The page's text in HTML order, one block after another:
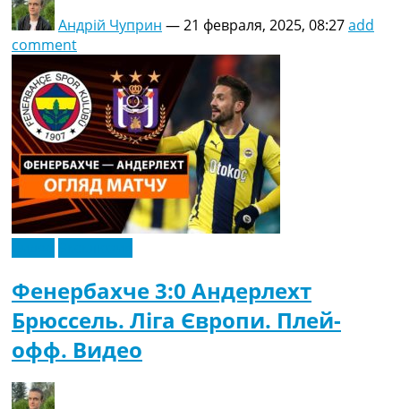
Андрій Чуприн —21 февраля, 2025, 08:27add
comment
Фенербахче 3:0 Андерлехт
Брюссель. Ліга Європи. Плей-
офф. Видео